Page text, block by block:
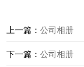
上一篇：公司相册
下一篇：公司相册